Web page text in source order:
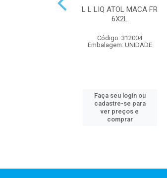
L L LIQ ATOL MACA FR
6X2L
Código: 312004
Embalagem: UNIDADE
Faça seu login ou
cadastre-se para
ver preços e
comprar